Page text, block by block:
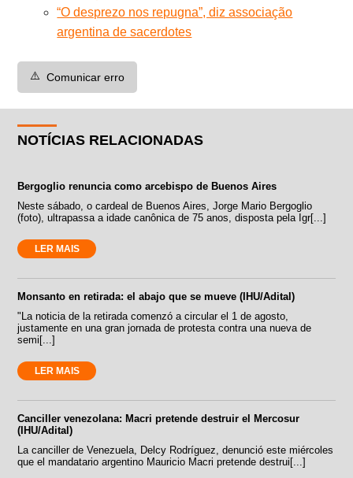
“O desprezo nos repugna”, diz associação
argentina de sacerdotes
⚠️ Comunicar erro
NOTÍCIAS RELACIONADAS
Bergoglio renuncia como arcebispo de Buenos Aires
Neste sábado, o cardeal de Buenos Aires, Jorge Mario Bergoglio
(foto), ultrapassa a idade canônica de 75 anos, disposta pela Igr[...]
LER MAIS
Monsanto en retirada: el abajo que se mueve (IHU/Adital)
"La noticia de la retirada comenzó a circular el 1 de agosto,
justamente en una gran jornada de protesta contra una nueva de
semi[...]
LER MAIS
Canciller venezolana: Macri pretende destruir el Mercosur
(IHU/Adital)
La canciller de Venezuela, Delcy Rodríguez, denunció este miércoles
que el mandatario argentino Mauricio Macri pretende destrui[...]